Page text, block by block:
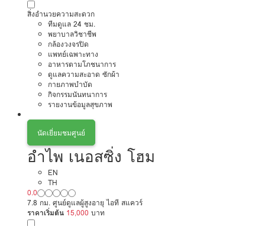
สิ่งอำนวยความสะดวก
ทีมดูแล 24 ชม.
พยาบาลวิชาชีพ
กล้องวงจรปิด
แพทย์เฉพาะทาง
อาหารตามโภชนาการ
ดูแลความสะอาด ซักผ้า
กายภาพบำบัด
กิจกรรมนันทนาการ
รายงานข้อมูลสุขภาพ
นัดเยี่ยมชมศูนย์
อำไพ เนอสซิ่ง โฮม
EN
TH
0.0
7.8 กม. ศูนย์ดูแลผู้สูงอายุ ไอที สแควร์
ราคาเริ่มต้น 15,000 บาท